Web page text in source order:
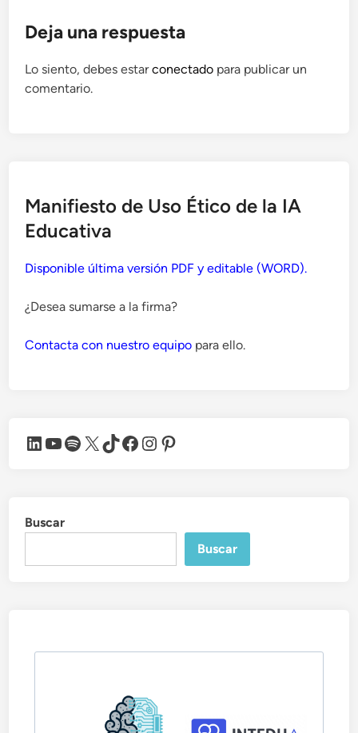
Deja una respuesta
Lo siento, debes estarconectado para publicar un
comentario.
Manifiesto de Uso Ético de la IA
Educativa
Disponible última versión PDF y editable (WORD).
¿Desea sumarse a la firma?
Contacta con nuestro equipo para ello.
LinkedIn
YouTube
Spotify
X TikTok
Facebook
Instagram
Pinterest
Buscar
Buscar